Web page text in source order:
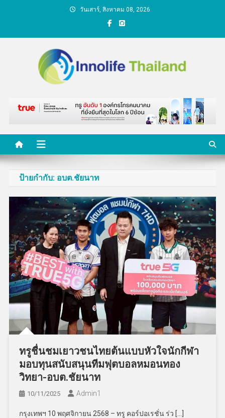
วันเสาร์, สิงหาคม 08, 2026
คนกับความคิด ชีวิตกับ
นวัตกรรม
ป้ายกำกับ: อบต.ชัยนาท
ทรูชื่นชมเยาวชนไทยต้นแบบหัวใจนักกีฬา
มอบทุนสนับสนุนทีมฟุตบอลหมอนทอง
วิทยา-อบต.ชัยนาท
10/11/2025 Admin​1
กรุงเทพฯ 10 พฤศจิกายน 2568 – ทรู คอร์ปอเรชั่น ร่ว […]